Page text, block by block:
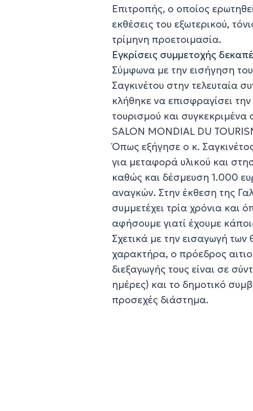
Επιτροπής, ο οποίος
εκθέσεις του εξωτερικού,
τρίμηνη προετοιμασία.
Εγκρίσεις συμμετοχής
Σύμφωνα με την εισήγηση
Σαγκινέτου στην τελευταία
κλήθηκε να επισφραγίσει
τουρισμού και
SALON MONDIAL DU
Όπως εξήγησε ο κ.
για μεταφορά υλικού και
καθώς και δέσμευση 1.000
αναγκών. Στην έκθεση της
συμμετέχει τρία χρόνια και
αφήσουμε γιατί έχουμε
Σχετικά με την εισαγωγή
χαρακτήρα, ο πρόεδρος
διεξαγωγής τους είναι σε
ημέρες) και το δημοτικό
προσεχές διάστημα.